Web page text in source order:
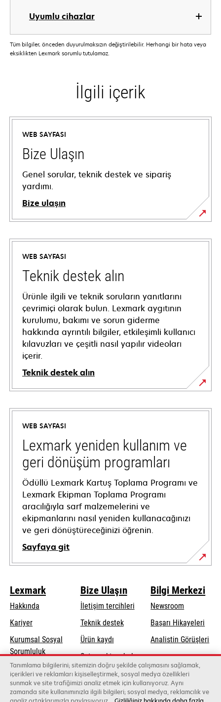
Uyumlu cihazlar
Tüm bilgiler, önceden duyurulmaksızın değiştirilebilir. Herhangi bir hata veya
eksiklikten Lexmark sorumlu tutulamaz.
İlgili içerik
WEB SAYFASI
Bize Ulaşın
Genel sorular, teknik destek ve sipariş
yardımı.
Bize ulaşın
WEB SAYFASI
Teknik destek alın
Ürünle ilgili ve teknik soruların yanıtlarını
çevrimiçi olarak bulun. Lexmark aygıtının
kurulumu, bakımı ve sorun giderme
hakkında ayrıntılı bilgiler, etkileşimli kullanıcı
kılavuzları ve çeşitli nasıl yapılır videoları
içerir.
Teknik destek alın
opens
in
new
tab
WEB SAYFASI
Lexmark yeniden kullanım ve
geri dönüşüm programları
Ödüllü Lexmark Kartuş Toplama Programı ve
Lexmark Ekipman Toplama Programı
aracılığıyla sarf malzemelerini ve
ekipmanlarını nasıl yeniden kullanacağınızı
ve geri dönüştüreceğinizi öğrenin.
Sayfaya git
Lexmark
Hakkında
Kariyer
Kurumsal Sosyal
Sorumlulukopens
in
a
new
tab
Sürdürülebilirlik
Bize Ulaşın
İletişim tercihleri
Teknik destekopens
new
tab
Ürün kaydı
Satış noktası bul
Toptancıların
listesi
Bilgi Merkezi
Newsroom
Başarı Hikayeleri
Analistin Görüşleri
Tanımlama bilgilerini; sitemizin doğru şekilde çalışmasını sağlamak,
içerikleri ve reklamları kişiselleştirmek, sosyal medya özellikleri
sunmak ve site trafiğimizi analiz etmek için kullanıyoruz. Aynı
zamanda site kullanımınızla ilgili bilgileri; sosyal medya, reklamcılık ve